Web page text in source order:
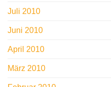
Juli 2010
Juni 2010
April 2010
März 2010